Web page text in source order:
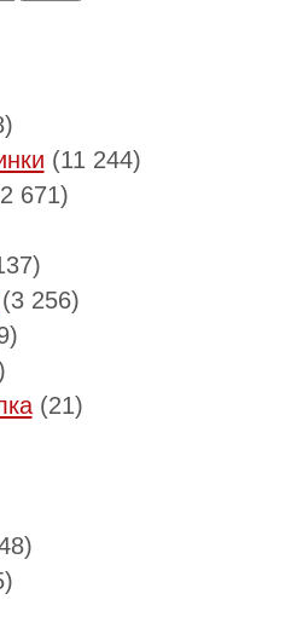
(11 244)
671)
(3 256)
(21)